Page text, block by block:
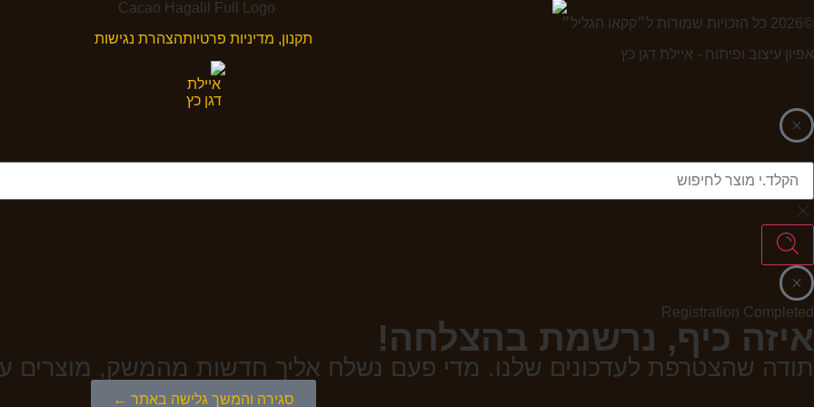
©2026 כל הזכויות שמורות ל״קקאו הגליל״
תקנון, מדיניות פרטיותהצהרת נגישות
אפיון עיצוב ופיתוח - איילת דגן כץ
Registration Completed
איזה כיף, נרשמת בהצלחה!
תודה שהצטרפת לעדכונים שלנו. מדי פעם נשלח אליך חדשות מהמשק, מוצרים
סגירה והמשך גלישה באתר ←